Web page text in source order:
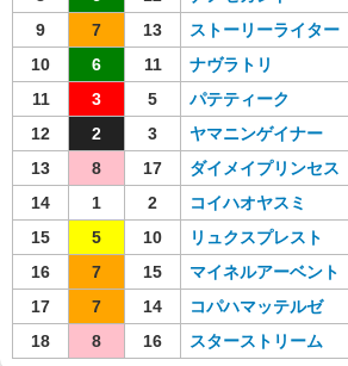
9
7 13 ストーリーライター
10
6 11 ナヴラトリ
11
3 5 パテティーク
12
2 3 ヤマニンゲイナー
13
8 17 ダイメイプリンセス
14
1 2 コイハオヤスミ
15
5 10 リュクスプレスト
16
7 15 マイネルアーベント
17
7 14 コパハマッテルゼ
18
8 16 スターストリーム